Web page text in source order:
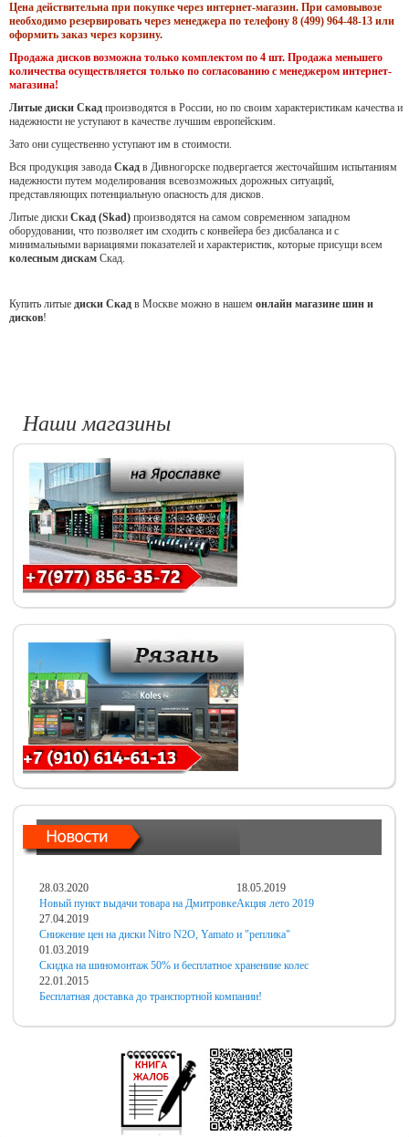
Цена действительна при покупке через интернет-магазин. При самовывозе
необходимо резервировать через менеджера по телефону 8 (499) 964-48-13 или
оформить заказ через корзину.
Продажа дисков возможна только комплектом по 4 шт. Продажа меньшего
количества осуществляется только по согласованию с менеджером интернет-
магазина!
Литые диски Скад производятся в России, но по своим характеристикам качества и
надежности не уступают в качестве лучшим европейским.
Зато они существенно уступают им в стоимости.
Вся продукция завода Скад в Дивногорске подвергается жесточайшим испытаниям
надежности путем моделирования всевозможных дорожных ситуаций,
представляющих потенциальную опасность для дисков.
Литые диски Скад (Skad) производятся на самом современном западном
оборудовании, что позволяет им сходить с конвейера без дисбаланса и с
минимальными вариациями показателей и характеристик, которые присущи всем
колесным дискам Скад.
Купить литые диски Скад в Москве можно в нашем онлайн магазине шин и
дисков!
Наши магазины
28.03.2020
Новый пункт выдачи товара на Дмитровке
18.05.2019
Акция лето 2019
27.04.2019
Снижение цен на диски Nitro N2O, Yamato и "реплика"
01.03.2019
Скидка на шиномонтаж 50% и бесплатное хранениие колес
22.01.2015
Бесплатная доставка до транспортной компании!